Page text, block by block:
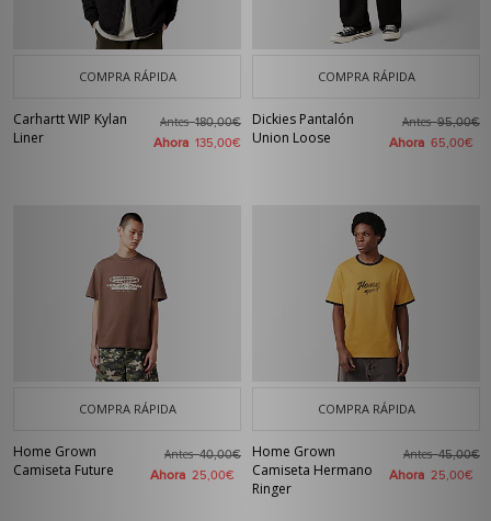
COMPRA RÁPIDA
Carhartt WIP Kylan
Liner
Antes180,00€
Ahora 135,00€
COMPRA RÁPIDA
Dickies Pantalón
Union Loose
Antes95,00€
Ahora 65,00€
COMPRA RÁPIDA
Home Grown
Camiseta Future
Antes40,00€
Ahora 25,00€
COMPRA RÁPIDA
Home Grown
Camiseta Hermano
Ringer
Antes45,00€
Ahora 25,00€